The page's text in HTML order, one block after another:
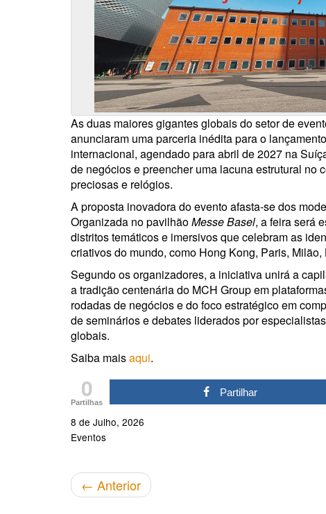
As duas maiores gigantes globais do setor de
anunciaram uma parceria inédita para o
internacional, agendado para abril de 2027 na
de negócios e preencher uma lacuna estrutural no
preciosas e relógios.
A proposta inovadora do evento afasta-se dos
Organizada no pavilhãoMesse Basel, a feira será
distritos temáticos e imersivos que celebram as
criativos do mundo, como Hong Kong, Paris, Milão,
Segundo os organizadores, a iniciativa unirá a
a tradição centenária do MCH Group em
rodadas de negócios e do foco estratégico em
de seminários e debates liderados por
globais.
Saiba maisaqui.
0
Partilhas
Partilhar
8 de Julho, 2026
Eventos
← Anterior